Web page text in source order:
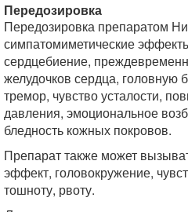
Передозировка
Передозировка препаратом
симпатомиметические
сердцебиение,
желудочков сердца, головную
тремор, чувство усталости,
давления, эмоциональное
бледность кожных покровов.
Препарат также может
эффект, головокружение,
тошноту, рвоту.